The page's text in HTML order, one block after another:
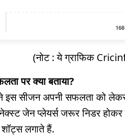
120
60
130
168
(नोट : ये ग्राफिक
पर क्या बताया?
इस सीजन अपनी सफलता को लेकर
जेन प्लेयर्स जरूर निडर
लगाते हैं.